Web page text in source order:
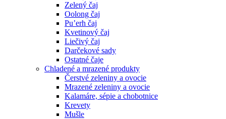
Zelený čaj
Oolong čaj
Pu’erh čaj
Kvetinový čaj
Liečivý čaj
Darčekové sady
Ostatné čaje
Chladené a mrazené produkty
Čerstvé zeleniny a ovocie
Mrazené zeleniny a ovocie
Kalamáre, sépie a chobotnice
Krevety
Mušle